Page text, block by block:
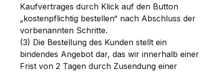
Kaufvertrages durch Klick auf den Button
„kostenpflichtig bestellen“ nach Abschluss der
vorbenannten Schritte.
(3) Die Bestellung des Kunden stellt ein
bindendes Angebot dar, das wir innerhalb einer
Frist von 2 Tagen durch Zusendung einer